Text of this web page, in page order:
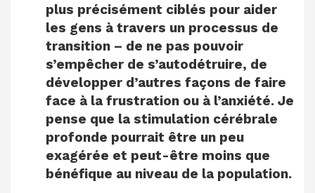
plus précisément ciblés pour aider
les gens à travers un processus de
transition – de ne pas pouvoir
s’empêcher de s’autodétruire, de
développer d’autres façons de faire
face à la frustration ou à l’anxiété. Je
pense que la stimulation cérébrale
profonde pourrait être un peu
exagérée et peut-être moins que
bénéfique au niveau de la population.